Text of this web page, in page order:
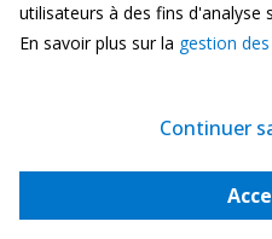
utilisateurs à des fins d'analyse
En savoir plus sur la gestion
Continuer
Élections en Europe